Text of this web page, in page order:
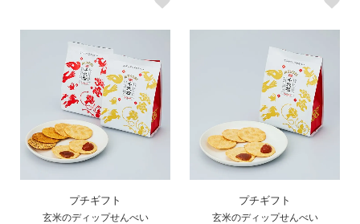
プチギフト
玄米のディップせんべい
プチギフト
玄米のディップせんべい